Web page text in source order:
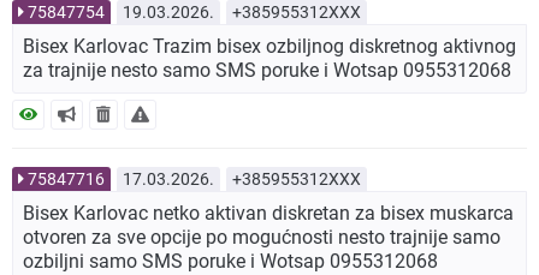
75847754 19.03.2026. +385955312XXX
Bisex Karlovac Trazim bisex ozbiljnog diskretnog aktivnog
za trajnije nesto samo SMS poruke i Wotsap 0955312068
75847716 17.03.2026. +385955312XXX
Bisex Karlovac netko aktivan diskretan za bisex muskarca
otvoren za sve opcije po mogućnosti nesto trajnije samo
ozbiljni samo SMS poruke i Wotsap 0955312068